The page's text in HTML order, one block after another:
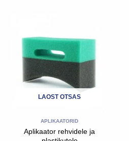
LAOST OTSAS
APLIKAATORID
Aplikaator rehvidele ja